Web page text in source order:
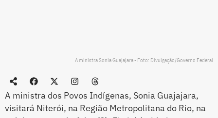
A ministra Sonia Guajajara - Foto: Divulgação/Governo Federal
A ministra dos Povos Indígenas, Sonia Guajajara,
visitará Niterói, na Região Metropolitana do Rio, na